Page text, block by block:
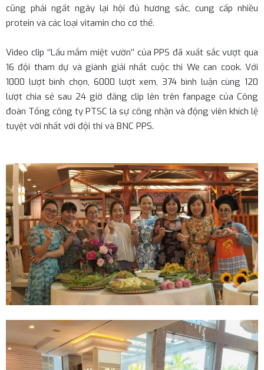
cũng phải ngất ngây lại hội đủ hương sắc, cung cấp nhiều
protein và các loại vitamin cho cơ thể.
Video clip ‘’Lẩu mắm miệt vườn’’ của PPS đã xuất sắc vượt qua
16 đội tham dự và giành giải nhất cuộc thi We can cook. Với
1000 lượt bình chọn, 6000 lượt xem, 374 bình luận cùng 120
lượt chia sẻ sau 24 giờ đăng clip lên trên fanpage của Công
đoàn Tổng công ty PTSC là sự công nhận và động viên khích lệ
tuyệt vời nhất với đội thi và BNC PPS.